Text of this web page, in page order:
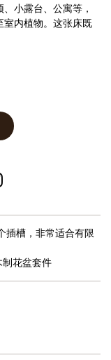
小露台、公寓等，
内植物。这张床既
插槽，非常适合有限
花盆套件